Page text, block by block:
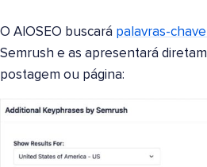
O AIOSEO buscará palavras-
Semrush e as apresentará
postagem ou página: